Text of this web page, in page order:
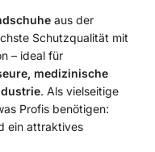
aus der
Schutzqualität mit
– ideal für
medizinische
. Als vielseitige
Profis benötigen:
ein attraktives